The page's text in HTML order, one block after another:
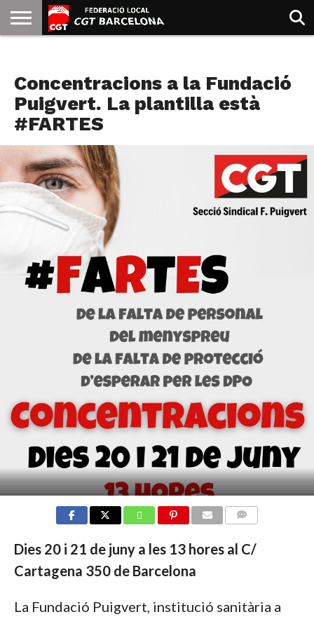
GOLDMAN
Concentracions a la Fundació
Puigvert. La plantilla està
#FARTES
Dies 20 i 21 de juny a les 13 hores al C/
Cartagena 350 de Barcelona
La Fundació Puigvert, institució sanitària a